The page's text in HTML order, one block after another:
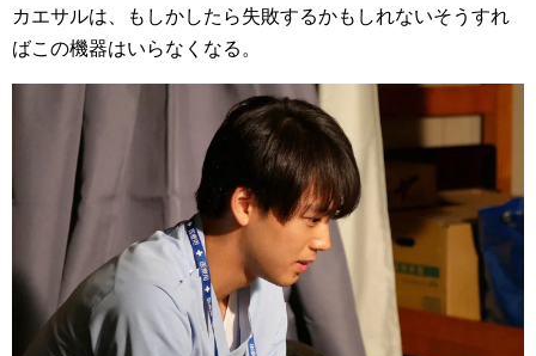
カエサルは、もしかしたら失敗するかもしれないそうすれ
ばこの機器はいらなくなる。